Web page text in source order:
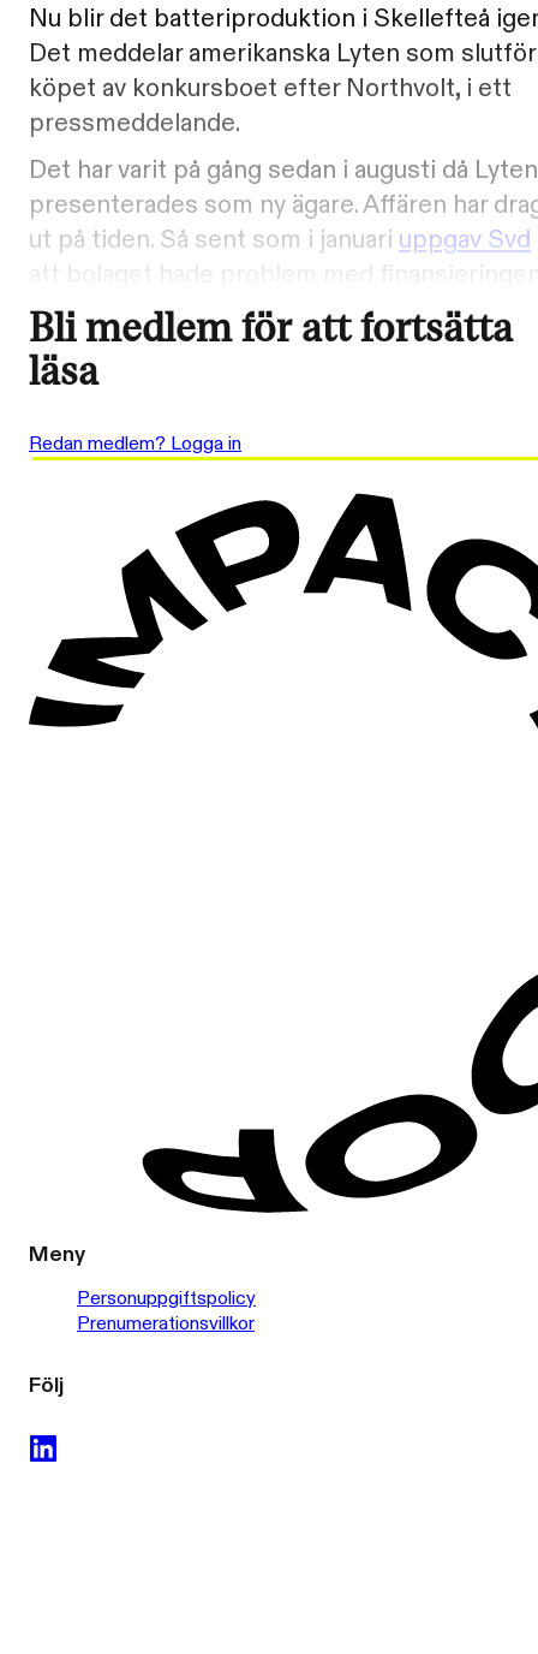
Nu blir det batteriproduktion i Skellefteå
Det meddelar amerikanska Lyten som
köpet av konkursboet efter Northvolt, i ett
pressmeddelande.
Det har varit på gång sedan i augusti då Lyten
presenterades som ny ägare. Affären har
ut på tiden. Så sent som i januari uppgav Svd
att bolaget hade problem med
Bli medlem för att fortsätta
läsa
Redan medlem? Logga in
Meny
Personuppgiftspolicy
Prenumerationsvillkor
Följ